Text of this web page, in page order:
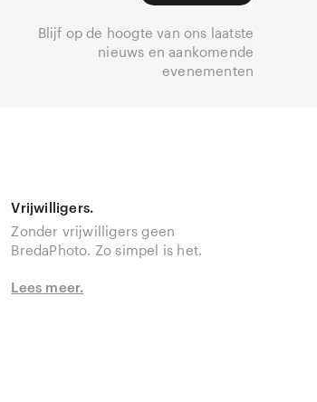
Blijf op de hoogte van ons laatste
nieuws en aankomende
evenementen
Vrijwilligers.
Zonder vrijwilligers geen
BredaPhoto. Zo simpel is het.
Lees meer.